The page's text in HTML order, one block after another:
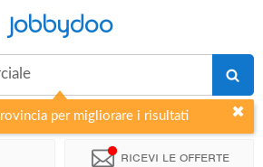
Jobbydoo
per migliorare i risultati
Ricevi le offerte